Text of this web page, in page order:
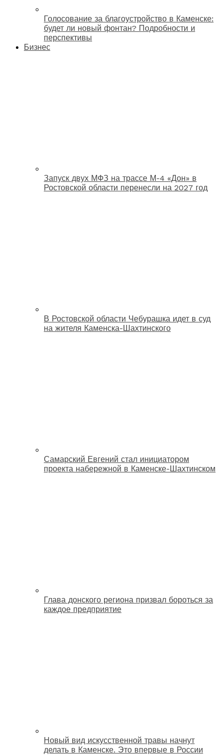
Голосование за благоустройство в Каменске:
будет ли новый фонтан? Подробности и
перспективы
Бизнес
Запуск двух МФЗ на трассе М-4 «Дон» в
Ростовской области перенесли на 2027 год
В Ростовской области Чебурашка идет в суд
на жителя Каменска-Шахтинского
Самарский Евгений стал инициатором
проекта набережной в Каменске-Шахтинском
Глава донского региона призвал бороться за
каждое предприятие
Новый вид искусственной травы начнут
делать в Каменске. Это впервые в России